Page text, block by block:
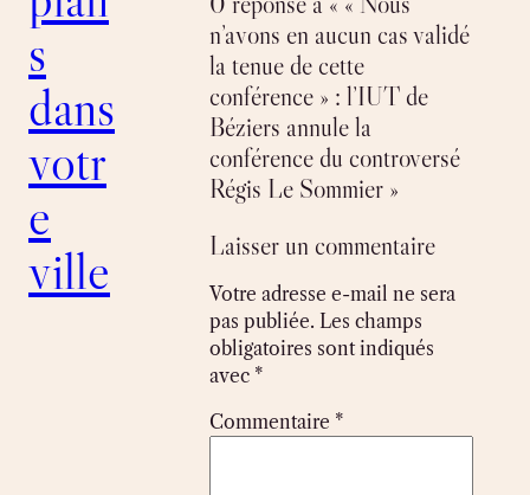
s
dans
votr
e
ville
n’avons en aucun cas validé
la tenue de cette
conférence » : l’IUT de
Béziers annule la
conférence du controversé
Régis Le Sommier »
Laisser un commentaire
Votre adresse e-mail ne sera
pas publiée. Les champs
obligatoires sont indiqués
avec *
Commentaire *